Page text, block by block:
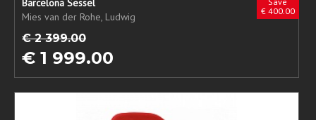
€ 400.00
Mies van der Rohe, Ludwig
€ 2 399.00
€ 1 999.00